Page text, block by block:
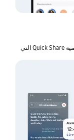
استمتع بمشاركة الملفات في لمح البصر عبر خاصية Quick Share التي